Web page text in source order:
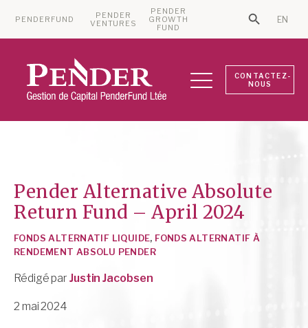
PENDERFUND
PENDER
VENTURES
PENDER
GROWTH
FUND
Search for:
Search
EN
CONTACTEZ-
NOUS
Pender Alternative Absolute
Return Fund – April 2024
FONDS ALTERNATIF LIQUIDE, FONDS ALTERNATIF À
RENDEMENT ABSOLU PENDER
Rédigé par Justin Jacobsen
2 mai 2024